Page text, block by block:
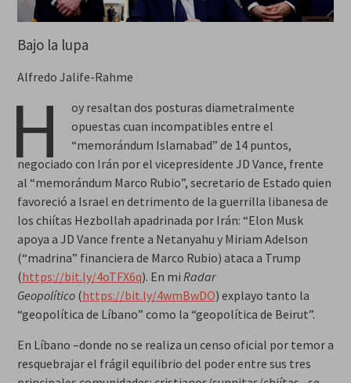
Bajo la lupa
Alfredo Jalife-Rahme
H
oy resaltan dos posturas diametralmente
opuestas cuan incompatibles entre el
“memorándum Islamabad” de 14 puntos,
negociado con Irán por el vicepresidente JD Vance, frente
al “memorándum Marco Rubio”, secretario de Estado quien
favoreció a Israel en detrimento de la guerrilla libanesa de
los chiítas Hezbollah apadrinada por Irán: “Elon Musk
apoya a JD Vance frente a Netanyahu y Miriam Adelson
(“madrina” financiera de Marco Rubio) ataca a Trump
(https://bit.ly/4oTFX6q). En mi Radar
Geopolítico(https://bit.ly/4wmBwDO) explayo tanto la
“geopolítica de Líbano” como la “geopolítica de Beirut”.
En Líbano –donde no se realiza un censo oficial por temor a
resquebrajar el frágil equilibrio del poder entre sus tres